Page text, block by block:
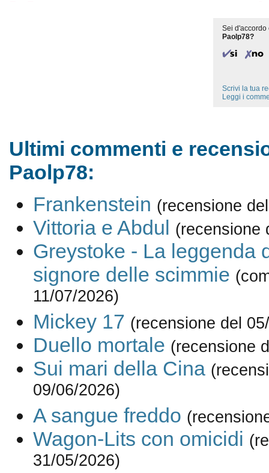
Sei d'accordo
Paolp78?
Scrivi la tua
Leggi i
Ultimi commenti e
Paolp78:
Frankenstein (recensione
Vittoria e Abdul (recensione
Greystoke - La leggenda
signore delle scimmie
11/07/2026)
Mickey 17 (recensione del
Duello mortale (recensione
Sui mari della Cina
09/06/2026)
A sangue freddo
Wagon-Lits con omicidi
31/05/2026)